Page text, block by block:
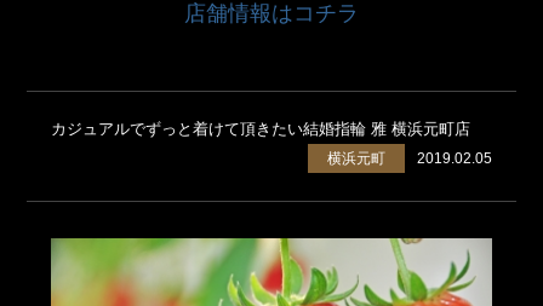
店舗情報はコチラ
カジュアルでずっと着けて頂きたい結婚指輪 雅 横浜元町店
2019.02.05
横浜元町